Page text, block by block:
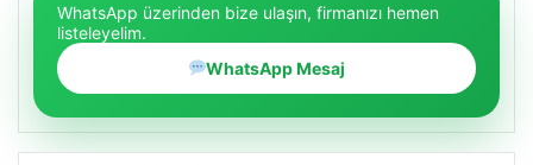
WhatsApp üzerinden bize ulaşın, firmanızı hemen
listeleyelim.
WhatsApp Mesaj